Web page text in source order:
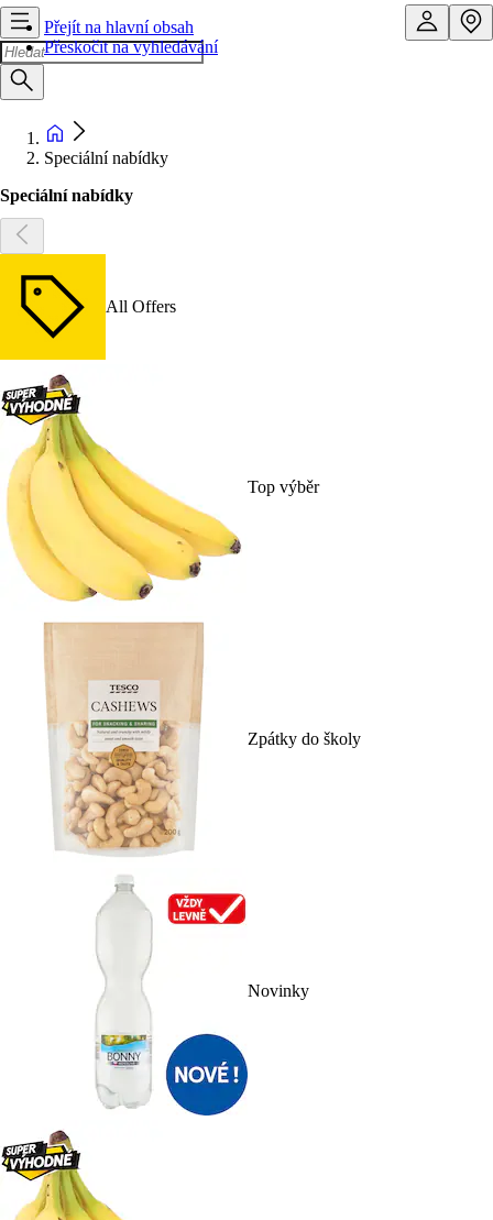
Přejít na hlavní obsah
Přeskočit na vyhledávání
Speciální nabídky
Speciální nabídky
All Offers
Top výběr
Zpátky do školy
Novinky